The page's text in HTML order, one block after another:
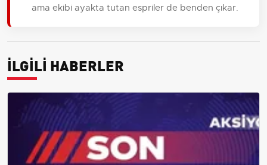
ama ekibi ayakta tutan espriler de benden çıkar.
İLGİLİ HABERLER